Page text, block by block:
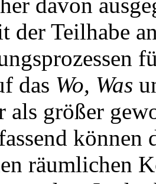
der Teilhabe
das Wo, Was
als größer
können
räumlichen